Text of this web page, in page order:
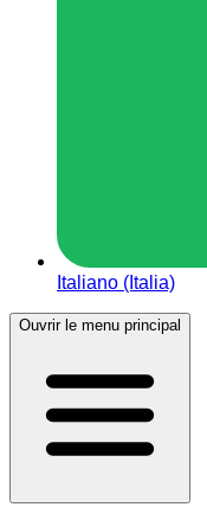
Italiano (Italia)
Ouvrir le menu principal